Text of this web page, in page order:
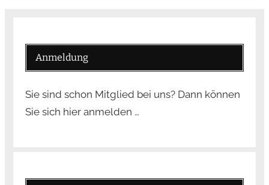
Anmeldung
Sie sind schon Mitglied bei uns? Dann können
Sie sich hier anmelden …